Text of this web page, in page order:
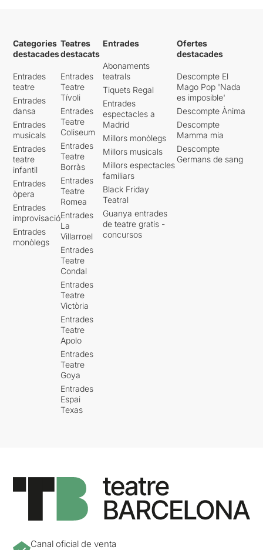
Categories
destacades
Entrades
teatre
Entrades
dansa
Entrades
musicals
Entrades
teatre
infantil
Entrades
òpera
Entrades
improvisació
Entrades
monòlegs
Teatres
destacats
Entrades
Teatre
Tívoli
Entrades
Teatre
Coliseum
Entrades
Teatre
Borràs
Entrades
Teatre
Romea
Entrades
La
Villarroel
Entrades
Teatre
Condal
Entrades
Teatre
Victòria
Entrades
Teatre
Apolo
Entrades
Teatre
Goya
Entrades
Espai
Texas
Entrades
Abonaments
teatrals
Tiquets Regal
Entrades
espectacles a
Madrid
Millors monòlegs
Millors musicals
Millors espectacles
familiars
Black Friday
Teatral
Guanya entrades
de teatre gratis -
concursos
Ofertes
destacades
Descompte El
Mago Pop 'Nada
es imposible'
Descompte Ànima
Descompte
Mamma mia
Descompte
Germans de sang
Canal oficial de venta